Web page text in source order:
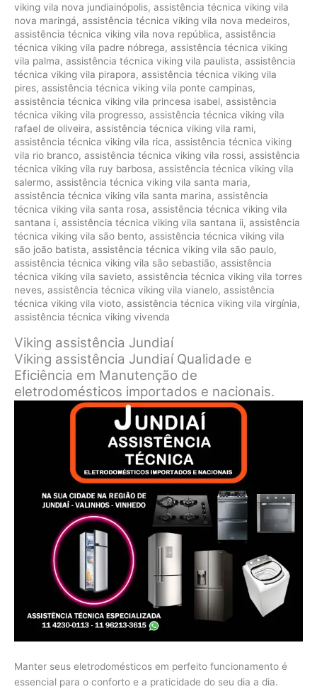
viking vila nova jundiainópolis, assistência técnica viking vila
nova maringá, assistência técnica viking vila nova medeiros,
assistência técnica viking vila nova república, assistência
técnica viking vila padre nóbrega, assistência técnica viking
vila palma, assistência técnica viking vila paulista, assistência
técnica viking vila pirapora, assistência técnica viking vila
pires, assistência técnica viking vila ponte campinas,
assistência técnica viking vila princesa isabel, assistência
técnica viking vila progresso, assistência técnica viking vila
rafael de oliveira, assistência técnica viking vila rami,
assistência técnica viking vila rica, assistência técnica viking
vila rio branco, assistência técnica viking vila rossi, assistência
técnica viking vila ruy barbosa, assistência técnica viking vila
salermo, assistência técnica viking vila santa maria,
assistência técnica viking vila santa marina, assistência
técnica viking vila santa rosa, assistência técnica viking vila
santana i, assistência técnica viking vila santana ii, assistência
técnica viking vila são bento, assistência técnica viking vila
são joão batista, assistência técnica viking vila são paulo,
assistência técnica viking vila são sebastião, assistência
técnica viking vila savieto, assistência técnica viking vila torres
neves, assistência técnica viking vila vianelo, assistência
técnica viking vila vioto, assistência técnica viking vila virgínia,
assistência técnica viking vivenda
Viking assistência Jundiaí
Viking assistência Jundiaí Qualidade e
Eficiência em Manutenção de
eletrodomésticos importados e nacionais.
Manter seus eletrodomésticos em perfeito funcionamento é
essencial para o conforto e a praticidade do seu dia a dia.